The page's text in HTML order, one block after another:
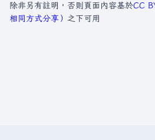
除非另有註明，否則頁面內容基於CC
相同方式分享） 之下可用